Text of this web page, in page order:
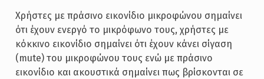
Χρήστες με πράσινο εικονίδιο μικροφώνου σημαίνει
ότι έχουν ενεργό το μικρόφωνο τους, χρήστες με
κόκκινο εικονίδιο σημαίνει ότι έχουν κάνει σίγαση
(mute) του μικροφώνου τους ενώ με πράσινο
εικονίδιο και ακουστικά σημαίνει πως βρίσκονται σε